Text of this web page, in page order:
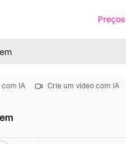
Preços
IA Crie um vídeo com IA